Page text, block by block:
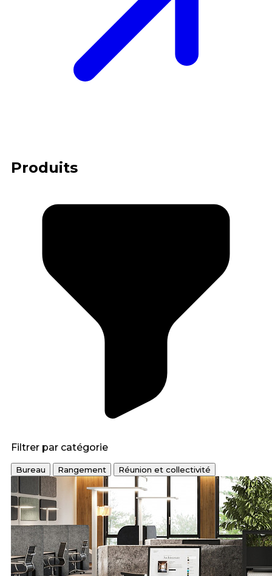
Produits
Filtrer par catégorie
Bureau Rangement Réunion et collectivité